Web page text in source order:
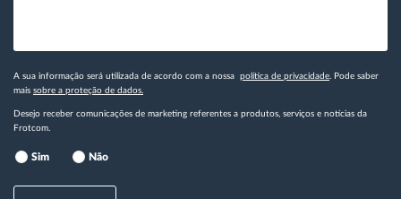
A sua informação será utilizada de acordo com a nossa política de privacidade. Pode saber
mais sobre a proteção de dados.
Desejo receber comunicações de marketing referentes a produtos, serviços e notícias da
Frotcom.
Sim Não